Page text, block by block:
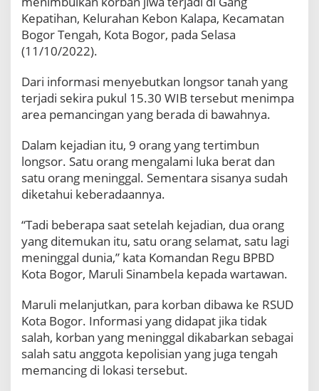
T
e
w
Kepatihan, Kelurahan Kebon Kalapa, Kecamatan
Bogor Tengah, Kota Bogor, pada Selasa
(11/10/2022).
Dari informasi menyebutkan longsor tanah yang
terjadi sekira pukul 15.30 WIB tersebut menimpa
area pemancingan yang berada di bawahnya.
Dalam kejadian itu, 9 orang yang tertimbun
longsor. Satu orang mengalami luka berat dan
satu orang meninggal. Sementara sisanya sudah
diketahui keberadaannya.
“Tadi beberapa saat setelah kejadian, dua orang
yang ditemukan itu, satu orang selamat, satu lagi
meninggal dunia,” kata Komandan Regu BPBD
Kota Bogor, Maruli Sinambela kepada wartawan.
Maruli melanjutkan, para korban dibawa ke RSUD
Kota Bogor. Informasi yang didapat jika tidak
salah, korban yang meninggal dikabarkan sebagai
salah satu anggota kepolisian yang juga tengah
memancing di lokasi tersebut.